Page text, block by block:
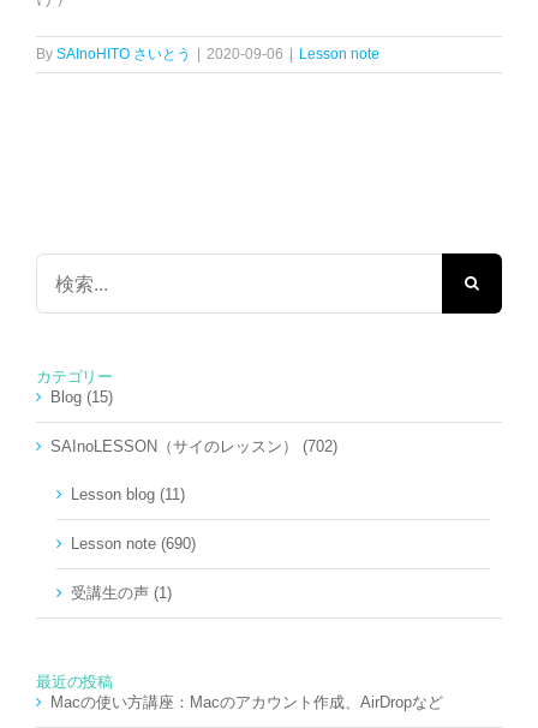
By SAInoHITO さいとう 2020-09-06 Lesson note
検
…
カテゴリー
Blog (15)
SAInoLESSON（サイのレッスン） (702)
Lesson blog (11)
Lesson note (690)
受講生の声 (1)
最近の投稿
Macの使い方講座：Macのアカウント作成、AirDropなど